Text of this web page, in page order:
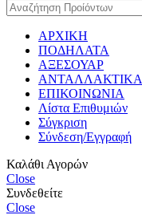
ΑΡΧΙΚΗ
ΠΟΔΗΛΑΤΑ
ΑΞΕΣΟΥΑΡ
ΑΝΤΑΛΛΑΚΤΙΚΑ
ΕΠΙΚΟΙΝΩΝΙΑ
Λίστα Επιθυμιών
Σύγκριση
Σύνδεση/Εγγραφή
Καλάθι Αγορών
Close
Συνδεθείτε
Close